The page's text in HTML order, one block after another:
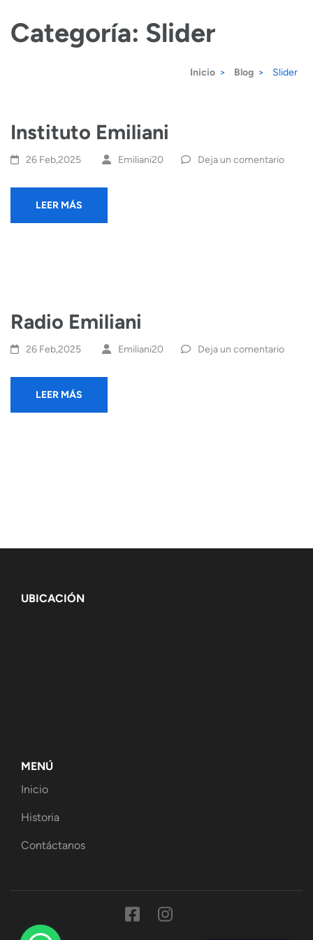
tecla
Intro)
Categoría: Slider
Inicio > Blog > Slider
Instituto Emiliani
26 Feb,2025 Emiliani20 Deja un comentario
LEER MÁS
Radio Emiliani
26 Feb,2025 Emiliani20 Deja un comentario
LEER MÁS
UBICACIÓN
MENÚ
Inicio
Historia
Contáctanos